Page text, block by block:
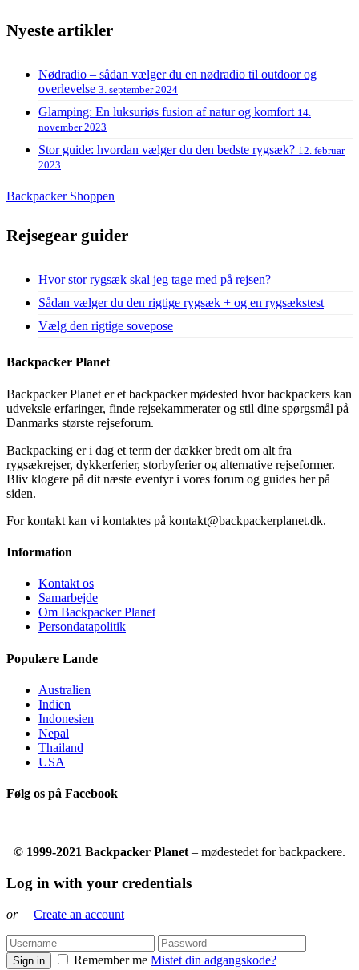
Nyeste artikler
Nødradio – sådan vælger du en nødradio til outdoor og
overlevelse 3. september 2024
Glamping: En luksuriøs fusion af natur og komfort 14.
november 2023
Stor guide: hvordan vælger du den bedste rygsæk? 12. februar
2023
Backpacker Shoppen
Rejsegear guider
Hvor stor rygsæk skal jeg tage med på rejsen?
Sådan vælger du den rigtige rygsæk + og en rygsækstest
Vælg den rigtige sovepose
Backpacker Planet
Backpacker Planet er et backpacker mødested hvor backpackers kan
udveksle erfaringer, finde rejsekammerater og stil dine spørgsmål på
Danmarks største rejseforum.
Backpacking er i dag et term der dækker bredt om alt fra
rygsækrejser, dykkerferier, storbyferier og alternative rejseformer.
Bliv klogere på dit næste eventyr i vores forum og guides her på
siden.
For kontakt kan vi kontaktes på kontakt@backpackerplanet.dk.
Information
Kontakt os
Samarbejde
Om Backpacker Planet
Persondatapolitik
Populære Lande
Australien
Indien
Indonesien
Nepal
Thailand
USA
Følg os på Facebook
© 1999-2021 Backpacker Planet – mødestedet for backpackere.
Log in with your credentials
or Create an account
Sign in Remember me Mistet din adgangskode?